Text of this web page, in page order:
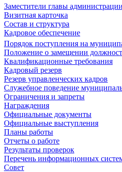
Заместители главы
Визитная карточка
Состав и структура
Кадровое обеспечение
Порядок поступления на
Положение о замещении
Квалификационные требования
Кадровый резерв
Резерв управленческих кадров
Служебное поведение
Ограничения и запреты
Награждения
Официальные документы
Официальные выступления
Планы работы
Отчеты о работе
Результаты проверок
Перечень информационных
Совет